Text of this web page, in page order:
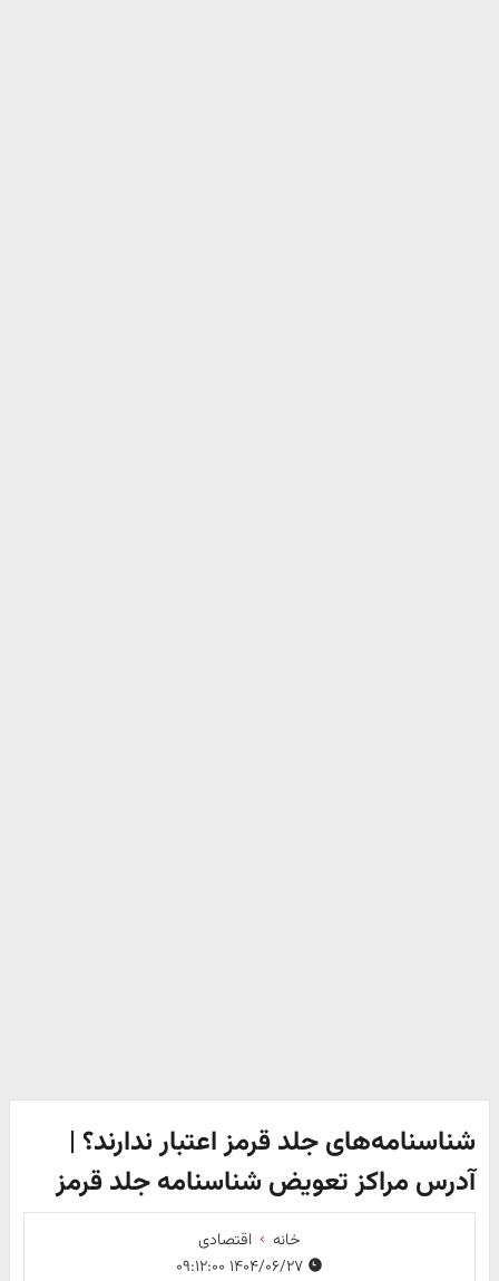
شناسنامه‌های جلد قرمز اعتبار ندارند؟ |
آدرس مراکز تعویض شناسنامه جلد قرمز
خانه
اقتصادی
۱۴۰۴/۰۶/۲۷ ۰۹:۱۲:۰۰